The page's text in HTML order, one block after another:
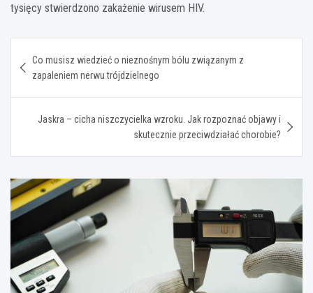
tysięcy stwierdzono zakażenie wirusem HIV.
wpisu
Co musisz wiedzieć o nieznośnym bólu związanym z
zapaleniem nerwu trójdzielnego
Jaskra – cicha niszczycielka wzroku. Jak rozpoznać objawy i
skutecznie przeciwdziałać chorobie?